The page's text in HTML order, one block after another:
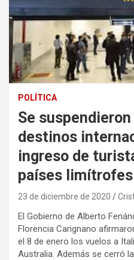
POLÍTICA
Se
destinos
ingreso de
países limítrofes
23 de diciembre de 2020
El Gobierno de Alberto
Florencia Carignano
el 8 de enero los vuelos a
Australia. Además se cerró